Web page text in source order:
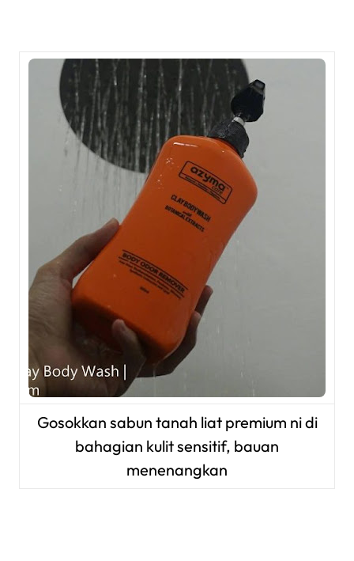
Gosokkan sabun tanah liat premium ni di
bahagian kulit sensitif, bauan
menenangkan